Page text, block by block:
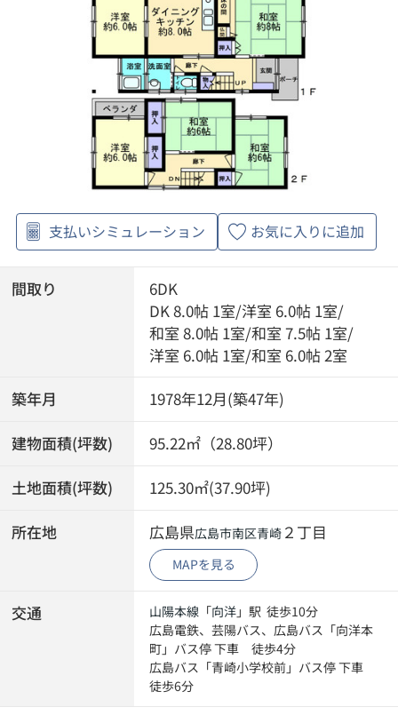
支払いシミュレーション お気に入りに追加
間取り
6DK
DK 8.0帖 1室/洋室 6.0帖 1室/
和室 8.0帖 1室/和室 7.5帖 1室/
洋室 6.0帖 1室/和室 6.0帖 2室
築年月 1978年12月(築47年)
建物面積(坪数) 95.22㎡（28.80坪）
土地面積(坪数) 125.30㎡(37.90坪)
所在地 広島県広島市南区青崎 ２丁目
MAPを見る
交通 山陽本線 「向洋」駅 徒歩10分
広島電鉄、芸陽バス、広島バス「向洋本
町」バス停 下車 徒歩4分
広島バス「青崎小学校前」バス停 下車
徒歩6分